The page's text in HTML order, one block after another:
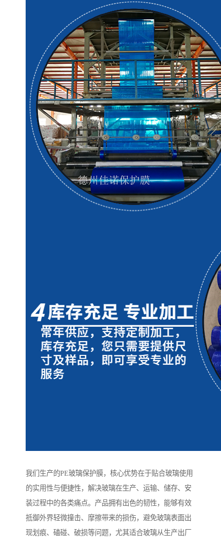
我们生产的PE玻璃保护膜，核心优势在于贴合玻璃使用
的实用性与便捷性，解决玻璃在生产、运输、储存、安
装过程中的各类痛点。产品拥有出色的韧性，能够有效
抵御外界轻微撞击、摩擦带来的损伤，避免玻璃表面出
现划痕、磕碰、破损等问题，尤其适合玻璃从生产出厂